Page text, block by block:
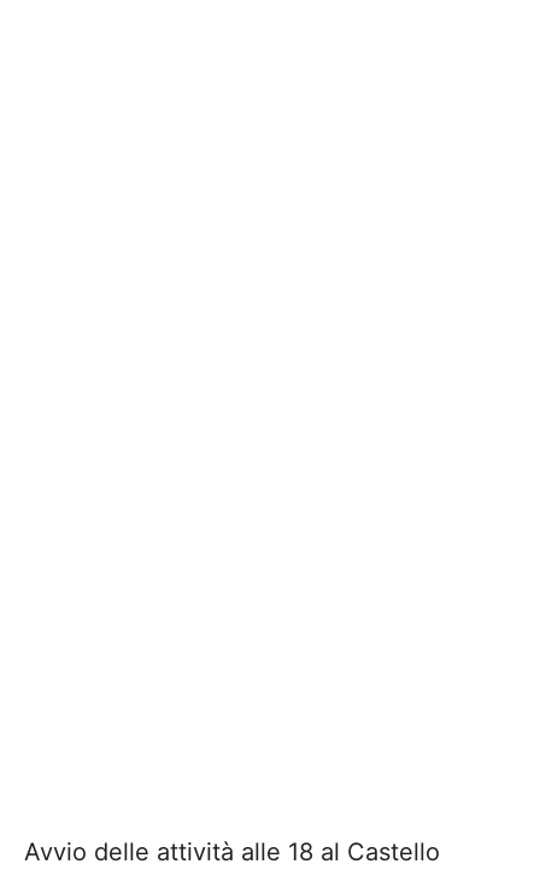
Avvio delle attività alle 18 al Castello